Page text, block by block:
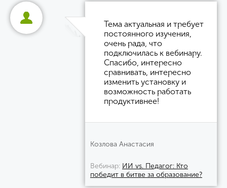
Тема актуальная и требует
постоянного изучения,
очень рада, что
подключилась к вебинару.
Спасибо, интересно
сравнивать, интересно
изменить установку и
возможность работать
продуктивнее!
Козлова Анастасия
Вебинар ИИ vs. Педагог: Кто
победит в битве за образование?